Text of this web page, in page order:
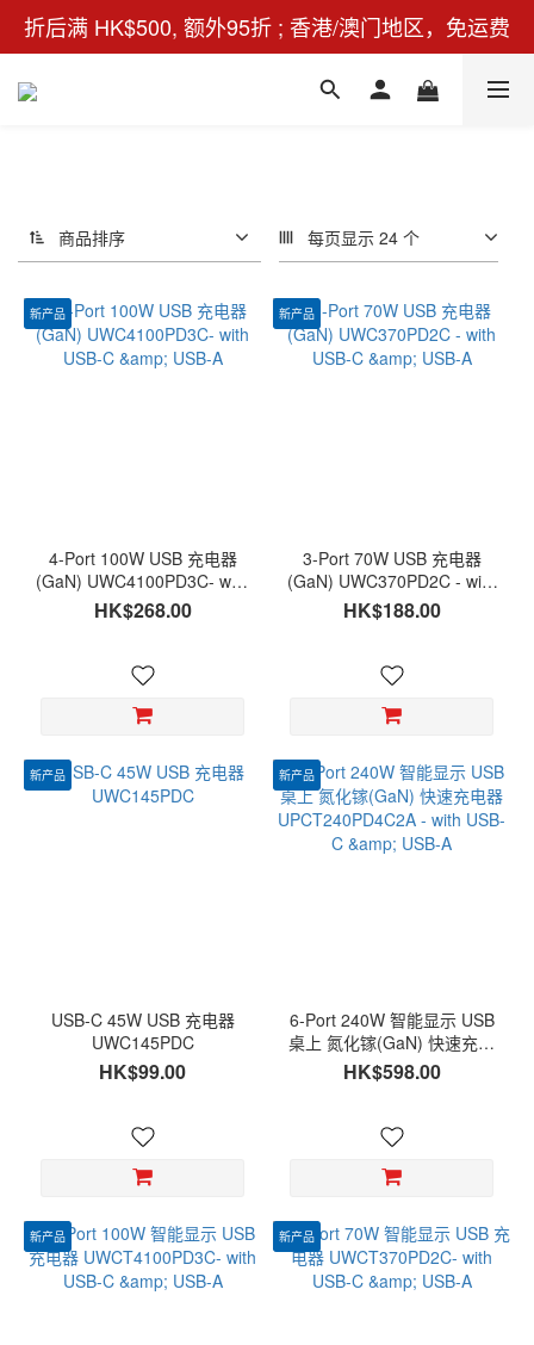
折后满 HK$500, 额外95折 ; 香港/澳门地区，免运费
商品排序 每页显示 24 个
新产品
4-Port 100W USB 充电器
(GaN) UWC4100PD3C- with
USB-C & USB-A
HK$268.00
新产品
3-Port 70W USB 充电器
(GaN) UWC370PD2C - with
USB-C & USB-A
HK$188.00
新产品
USB-C 45W USB 充电器
UWC145PDC
HK$99.00
新产品
6-Port 240W 智能显示 USB
桌上 氮化镓(GaN) 快速充电
器 UPCT240PD4C2A - with
USB-C & USB-A
HK$598.00
新产品 新产品